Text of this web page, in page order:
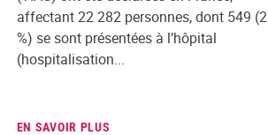
affectant 22 282 personnes, dont 549 (2
%) se sont présentées à l’hôpital
(hospitalisation...
EN SAVOIR PLUS